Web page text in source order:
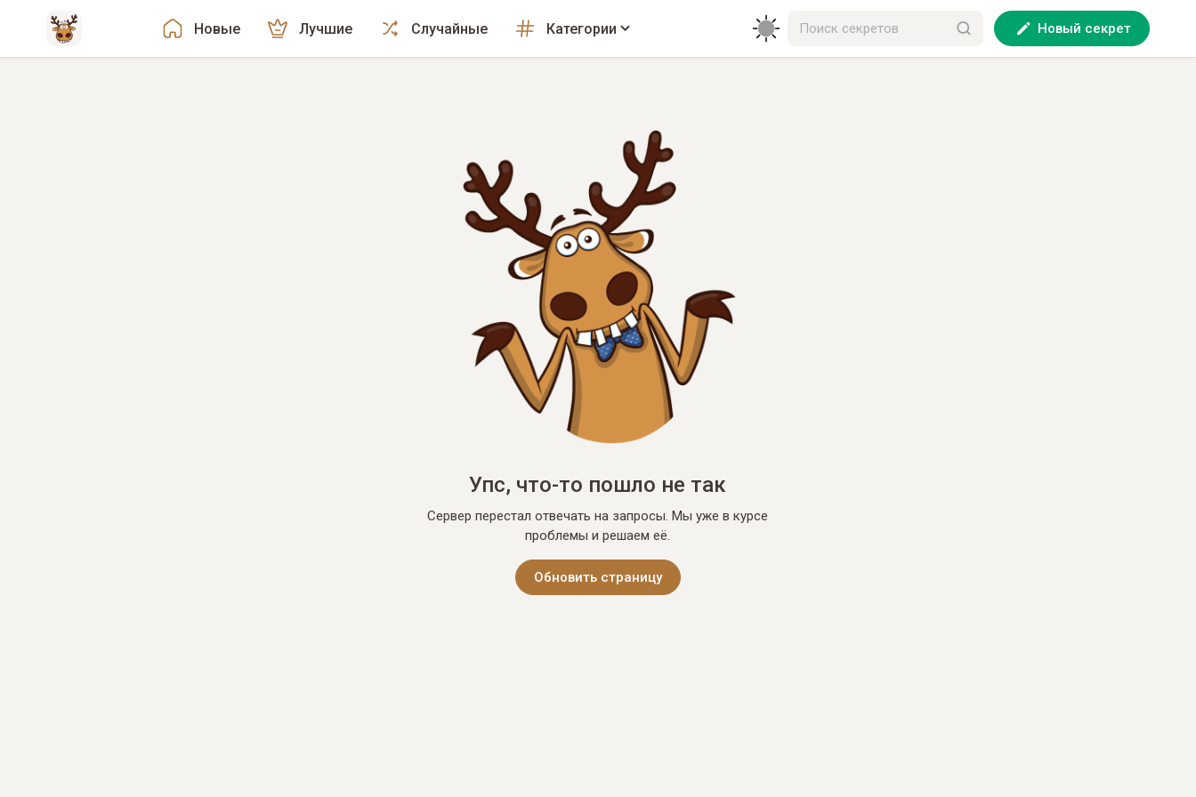
Новые Лучшие Случайные Категории Новый секрет
Упс, что-то пошло не так
Сервер перестал отвечать на запросы. Мы уже в курсе
проблемы и решаем её.
Обновить страницу